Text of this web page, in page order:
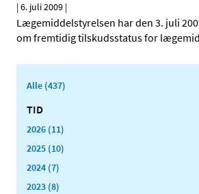
|6. juli 2009 |
Lægemiddelstyrelsen har den 3. juli
om fremtidig tilskudsstatus for
Alle (437)
TID
2026 (11)
2025 (10)
2024 (7)
2023 (8)